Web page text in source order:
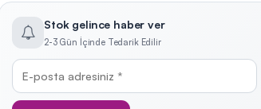
Stok gelince haber ver
2-3 Gün İçinde Tedarik Edilir